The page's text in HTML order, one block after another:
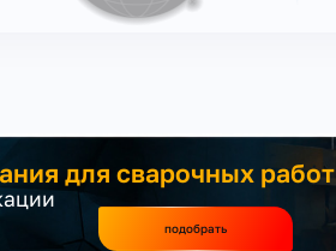
для сварочных работ
подобрать